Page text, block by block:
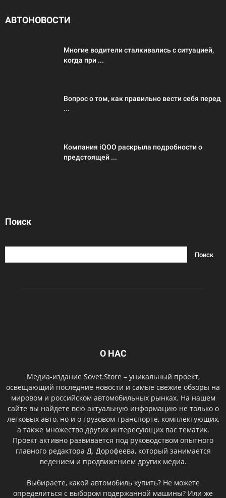
АВТОНОВОСТИ
Многие водители сталкивались с ситуацией,
когда при ...
Вопрос о том, как правильно вести себя перед
...
Компания iQOO раскрыла подробности о
предстоящей ...
Поиск
О НАС
Медиа-издание Sovet.Store – уникальный проект,
освещающий последние новости и самые свежие обзоры на
мировом и российском автомобильных рынках. На нашем
сайте вы найдете всю актуальную информацию не только о
легковых авто, но и о грузовом транспорте, комплектующих,
а также множество других интересующих вас тематик.
Проект активно развивается под руководством опытного
главного редактора Д. Дорофеева, который занимается
ведением и продвижением других медиа.
Выбираете, какой автомобиль купить? Не можете
определиться с выбором подержанной машины? Или же